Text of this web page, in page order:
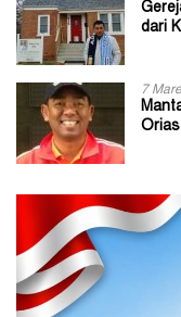
dari
7